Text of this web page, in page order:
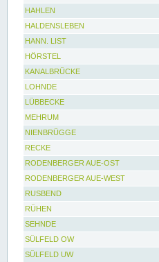
HAHLEN
HALDENSLEBEN
HANN. LIST
HÖRSTEL
KANALBRÜCKE
LOHNDE
LÜBBECKE
MEHRUM
NIENBRÜGGE
RECKE
RODENBERGER AUE-OST
RODENBERGER AUE-WEST
RUSBEND
RÜHEN
SEHNDE
SÜLFELD OW
SÜLFELD UW